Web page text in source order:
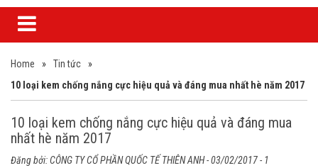
Home » Tin tức
»
10 loại kem chống nắng cực hiệu quả và đáng mua nhất hè năm 2017
10 loại kem chống nắng cực hiệu quả và đáng mua
nhất hè năm 2017
Đăng bởi:CÔNG TY CỔ PHẦN QUỐC TẾ THIÊN ANH- 03/02/2017 - 1